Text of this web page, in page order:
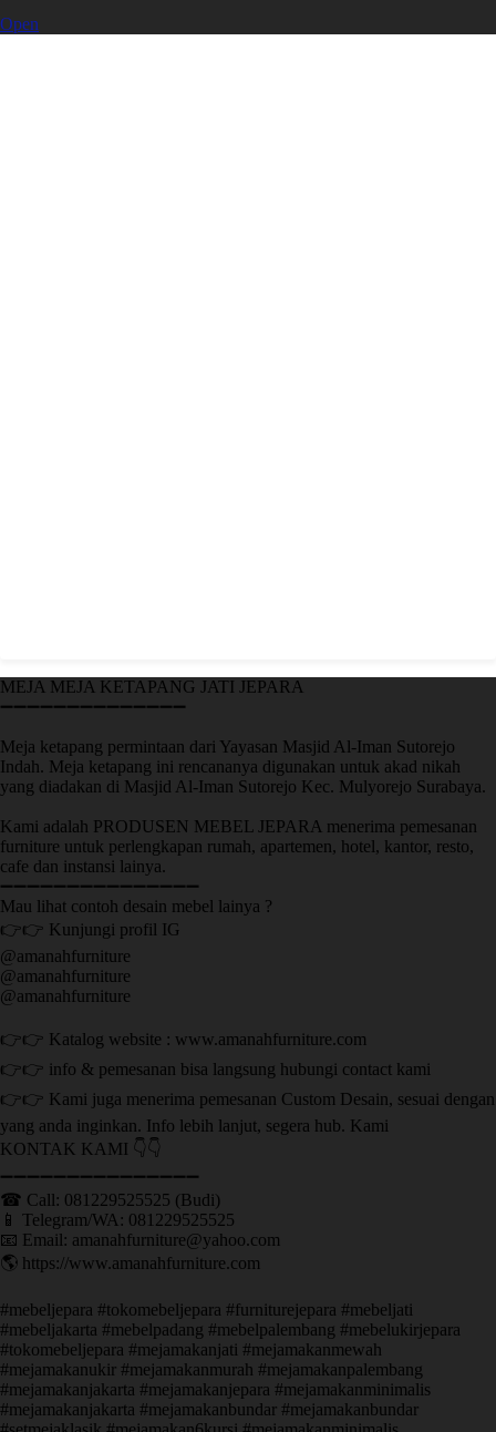
Open
MEJA MEJA KETAPANG JATI JEPARA
➖➖➖➖➖➖➖➖➖➖➖➖➖➖
Meja ketapang permintaan dari Yayasan Masjid Al-Iman Sutorejo
Indah. Meja ketapang ini rencananya digunakan untuk akad nikah
yang diadakan di Masjid Al-Iman Sutorejo Kec. Mulyorejo Surabaya.
Kami adalah PRODUSEN MEBEL JEPARA menerima pemesanan
furniture untuk perlengkapan rumah, apartemen, hotel, kantor, resto,
cafe dan instansi lainya.
➖➖➖➖➖➖➖➖➖➖➖➖➖➖➖
Mau lihat contoh desain mebel lainya ?
👉👉 Kunjungi profil IG
@amanahfurniture
@amanahfurniture
@amanahfurniture
👉👉 Katalog website : www.amanahfurniture.com
👉👉 info & pemesanan bisa langsung hubungi contact kami
👉👉 Kami juga menerima pemesanan Custom Desain, sesuai dengan
yang anda inginkan. Info lebih lanjut, segera hub. Kami
KONTAK KAMI 👇👇
➖➖➖➖➖➖➖➖➖➖➖➖➖➖➖ ㅤ
☎ Call: 081229525525 (Budi)
📱 Telegram/WA: 081229525525
📧 Email: amanahfurniture@yahoo.com
🌎 https://www.amanahfurniture.com
#mebeljepara #tokomebeljepara #furniturejepara #mebeljati
#mebeljakarta #mebelpadang #mebelpalembang #mebelukirjepara
#tokomebeljepara #mejamakanjati #mejamakanmewah
#mejamakanukir #mejamakanmurah #mejamakanpalembang
#mejamakanjakarta #mejamakanjepara #mejamakanminimalis
#mejamakanjakarta #mejamakanbundar #mejamakanbundar